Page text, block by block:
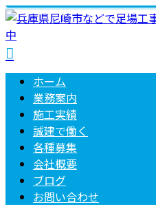
ホーム
業務案内
施工実績
誠建で働く
各種募集
会社概要
ブログ
お問い合わせ